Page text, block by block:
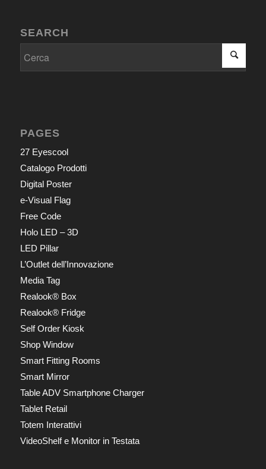
SEARCH
PAGES
27 Eyescool
Catalogo Prodotti
Digital Poster
e-Visual Flag
Free Code
Holo LED – 3D
LED Pillar
L’Outlet dell’Innovazione
Media Tag
Realook® Box
Realook® Fridge
Self Order Kiosk
Shop Window
Smart Fitting Rooms
Smart Mirror
Table ADV Smartphone Charger
Tablet Retail
Totem Interattivi
VideoShelf e Monitor in Testata